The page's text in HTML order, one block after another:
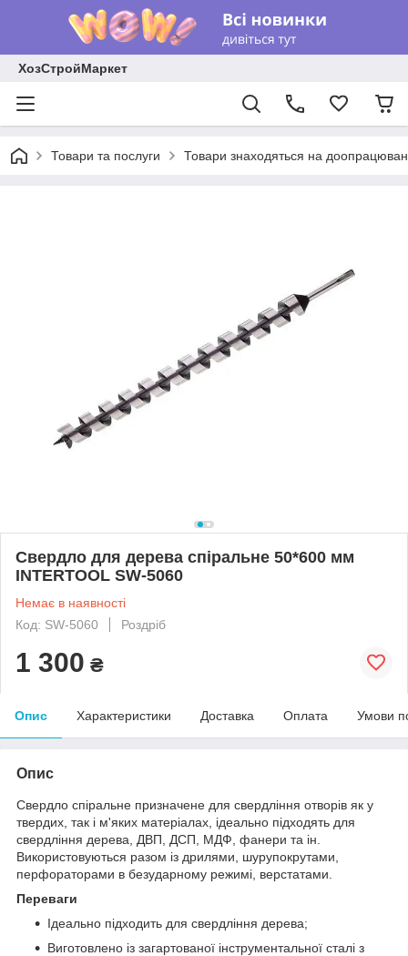
ХозСтройМаркет
Товари та послуги Товари знаходяться на
Свердло для дерева спіральне 50*600 мм
INTERTOOL SW-5060
Немає в наявності
Код: SW-5060
Роздріб
1 300 ₴
Опис Характеристики Доставка Оплата Умови
Опис
Свердло спіральне призначене для свердління отворів як у
твердих, так і м'яких матеріалах, ідеально підходять для
свердління дерева, ДВП, ДСП, МДФ, фанери та ін.
Використовуються разом із дрилями, шурупокрутами,
перфораторами в безударному режимі, верстатами.
Переваги
Ідеально підходить для свердління дерева;
Виготовлено із загартованої інструментальної сталі з